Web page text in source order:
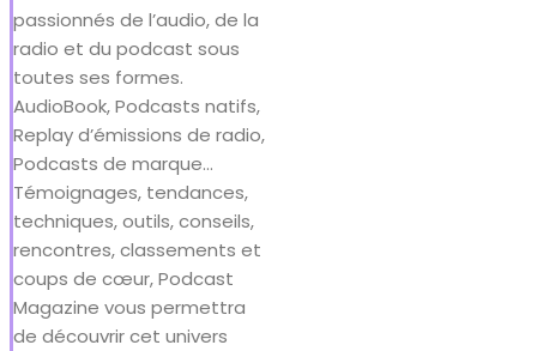
passionnés de l’audio, de la
radio et du podcast sous
toutes ses formes.
AudioBook, Podcasts natifs,
Replay d’émissions de radio,
Podcasts de marque…
Témoignages, tendances,
techniques, outils, conseils,
rencontres, classements et
coups de cœur, Podcast
Magazine vous permettra
de découvrir cet univers